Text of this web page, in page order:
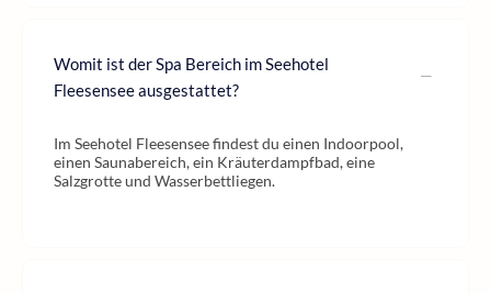
Womit ist der Spa Bereich im Seehotel
Fleesensee ausgestattet?
Im Seehotel Fleesensee findest du einen Indoorpool,
einen Saunabereich, ein Kräuterdampfbad, eine
Salzgrotte und Wasserbettliegen.